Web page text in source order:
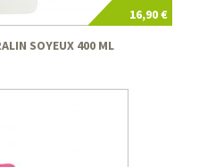
16,90 €
SOYEUX 400 ML